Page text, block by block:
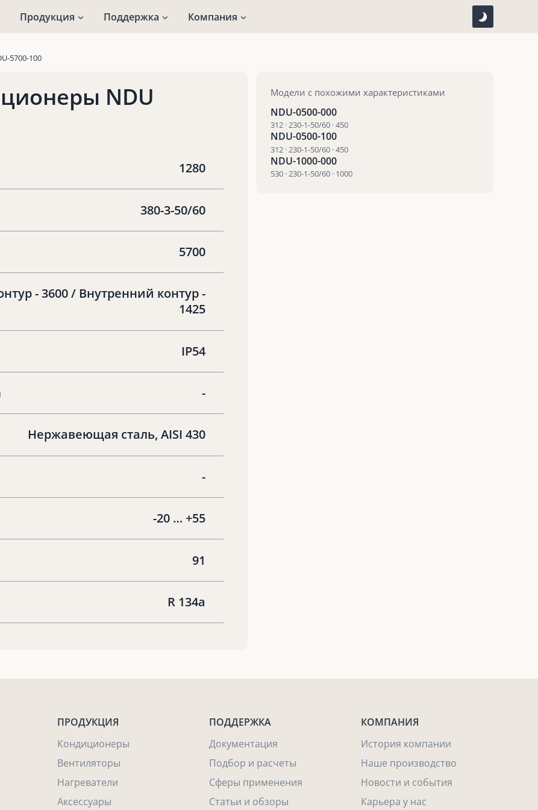
Продукция Поддержка Компания
5700-100
NDU
1280
380-3-50/60
5700
- 3600 / Внутренний контур -
1425
IP54
-
Нержавеющая сталь, AISI 430
-
-20 … +55
91
R 134a
Модели с похожими характеристиками
NDU-0500-000
312 · 230-1-50/60 · 450
NDU-0500-100
312 · 230-1-50/60 · 450
NDU-1000-000
530 · 230-1-50/60 · 1000
ПРОДУКЦИЯ
Кондиционеры
Вентиляторы
Нагреватели
Аксессуары
ПОДДЕРЖКА
Документация
Подбор и расчеты
Сферы применения
Статьи и обзоры
КОМПАНИЯ
История компании
Наше производство
Новости и события
Карьера у нас